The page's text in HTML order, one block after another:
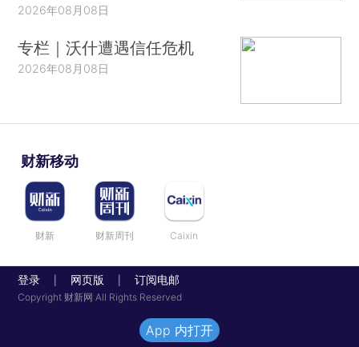
2026年08月08日
专栏｜沃什遭遇信任危机
2026年08月08日
财新移动
财新 财新周刊 Caixin
登录 网页版 订阅电邮
Copyright 财新网 All Rights Reserved
App 内打开